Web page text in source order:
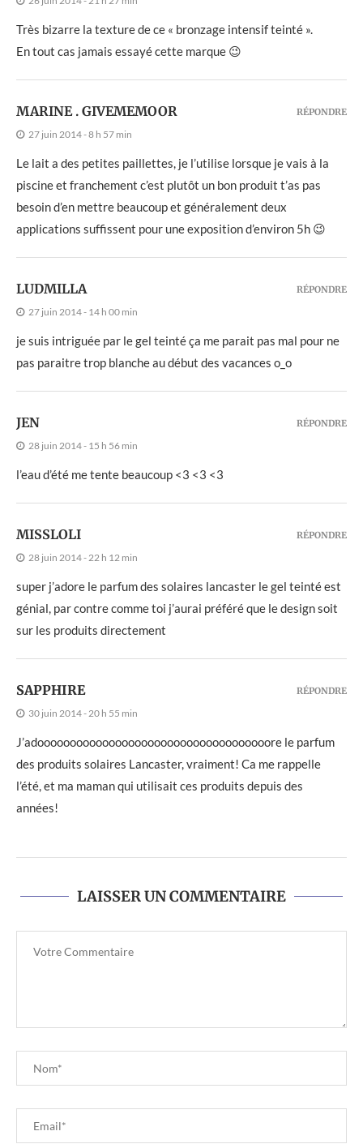
Très bizarre la texture de ce « bronzage intensif teinté ».
En tout cas jamais essayé cette marque 😉
MARINE . GIVEMEMOOR
27 juin 2014 - 8 h 57 min
Le lait a des petites paillettes, je l’utilise lorsque je vais à la
piscine et franchement c’est plutôt un bon produit t’as pas
besoin d’en mettre beaucoup et généralement deux
applications suffissent pour une exposition d’environ 5h 😉
RÉPONDRE
LUDMILLA
27 juin 2014 - 14 h 00 min
je suis intriguée par le gel teinté ça me parait pas mal pour ne
pas paraitre trop blanche au début des vacances o_o
RÉPONDRE
JEN
28 juin 2014 - 15 h 56 min
l’eau d’été me tente beaucoup <3 <3 <3
RÉPONDRE
MISSLOLI
28 juin 2014 - 22 h 12 min
super j’adore le parfum des solaires lancaster le gel teinté est
génial, par contre comme toi j’aurai préféré que le design soit
sur les produits directement
RÉPONDRE
SAPPHIRE
30 juin 2014 - 20 h 55 min
J’adoooooooooooooooooooooooooooooooooooore le parfum
des produits solaires Lancaster, vraiment! Ca me rappelle
l’été, et ma maman qui utilisait ces produits depuis des
années!
RÉPONDRE
LAISSER UN COMMENTAIRE